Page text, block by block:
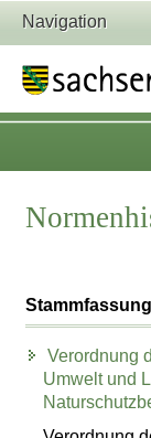
Navigation
Stammfassung
Verordnung
Umwelt und